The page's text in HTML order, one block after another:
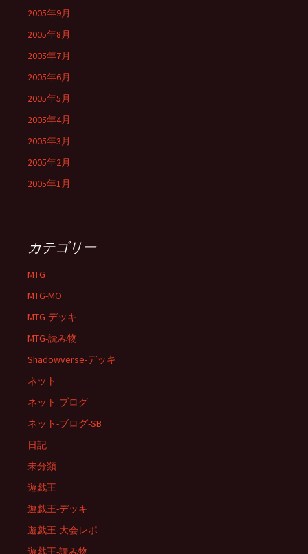
2005年9月
2005年8月
2005年7月
2005年6月
2005年5月
2005年4月
2005年3月
2005年2月
2005年1月
カテゴリー
MTG
MTG-MO
MTG-デッキ
MTG-読み物
Shadowverse-デッキ
ネット
ネット-ブログ
ネット-ブログ-SB
日記
未分類
遊戯王
遊戯王-デッキ
遊戯王-大会レポ
遊戯王-読み物